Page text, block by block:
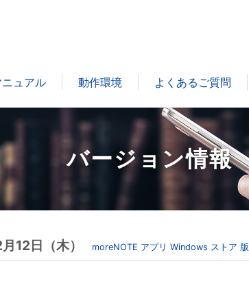
ュアル 動作環境 よくあるご質問
バージョン情報
12日（木） moreNOTE アプリ Windows ストア 版